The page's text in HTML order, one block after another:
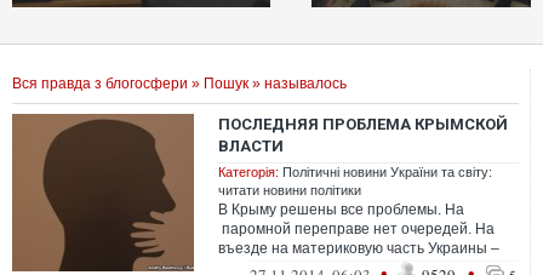
Вся правда з блогосфери » Пошук » называлось
ПОСЛЕДНЯЯ ПРОБЛЕМА КРЫМСКОЙ
ВЛАСТИ
Категорія: Політичні новини України та світу:
читати новини політики
В Крыму решены все проблемы. На
паромной переправе нет очередей. На
въезде на материковую часть Украины –
тоже никаких заторов. Воды всем ...